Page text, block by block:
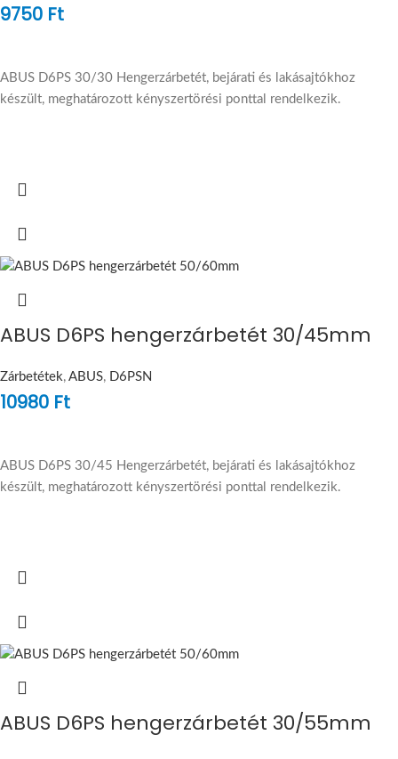
9750 Ft
ABUS D6PS 30/30 Hengerzárbetét, bejárati és lakásajtókhoz
készült, meghatározott kényszertörési ponttal rendelkezik.
ABUS D6PS hengerzárbetét 30/45mm
Zárbetétek, ABUS, D6PSN
10980 Ft
ABUS D6PS 30/45 Hengerzárbetét, bejárati és lakásajtókhoz
készült, meghatározott kényszertörési ponttal rendelkezik.
ABUS D6PS hengerzárbetét 30/55mm